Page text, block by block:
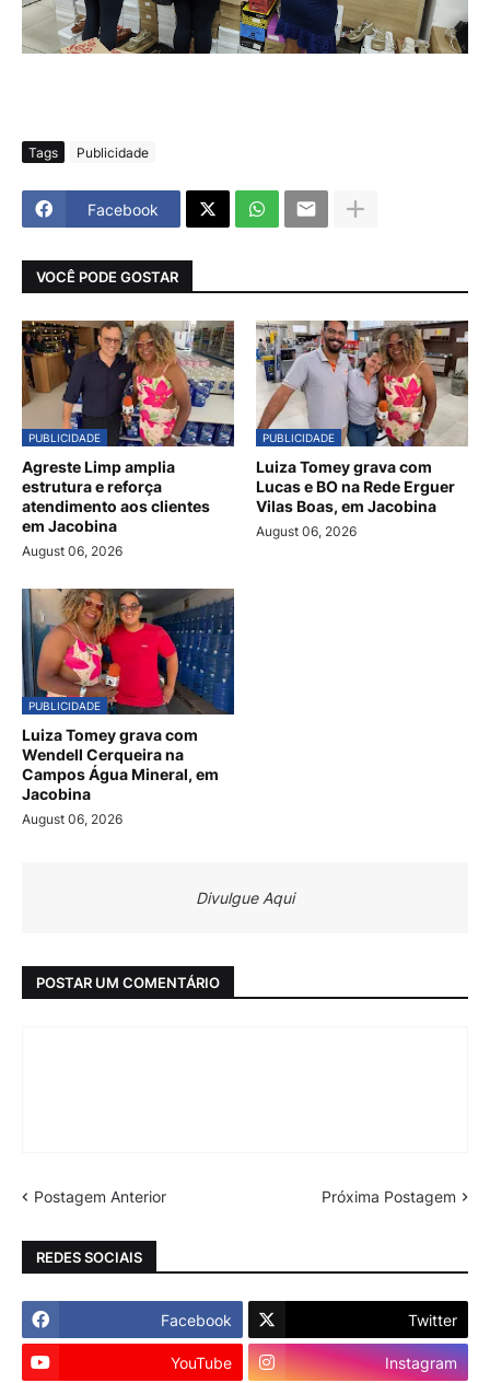
Tags Publicidade
Facebook
VOCÊ PODE GOSTAR
PUBLICIDADE
Agreste Limp amplia
estrutura e reforça
atendimento aos clientes
em Jacobina
August 06, 2026
PUBLICIDADE
Luiza Tomey grava com
Lucas e BO na Rede Erguer
Vilas Boas, em Jacobina
August 06, 2026
PUBLICIDADE
Luiza Tomey grava com
Wendell Cerqueira na
Campos Água Mineral, em
Jacobina
August 06, 2026
Divulgue Aqui
POSTAR UM COMENTÁRIO
Postagem Anterior Próxima Postagem
REDES SOCIAIS
Facebook Twitter
YouTube Instagram